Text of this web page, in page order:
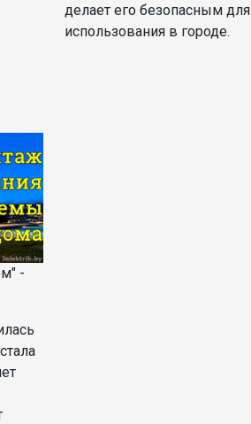
-
делает его безопасным для
использования в городе.